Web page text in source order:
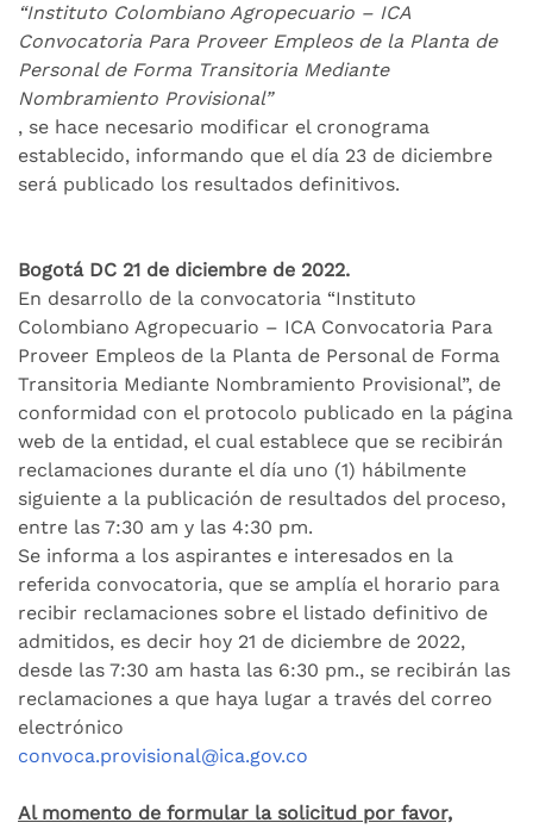
“Instituto Colombiano Agropecuario – ICA
Convocatoria Para Proveer Empleos de la Planta de
Personal de Forma Transitoria Mediante
Nombramiento Provisional”
, se hace necesario modificar el cronograma
establecido, informando que el día 23 de diciembre
será publicado los resultados definitivos.
Bogotá DC 21 de diciembre de 2022.
En desarrollo de la convocatoria “Instituto
Colombiano Agropecuario – ICA Convocatoria Para
Proveer Empleos de la Planta de Personal de Forma
Transitoria Mediante Nombramiento Provisional”, de
conformidad con el protocolo publicado en la página
web de la entidad, el cual establece que se recibirán
reclamaciones durante el día uno (1) hábilmente
siguiente a la publicación de resultados del proceso,
entre las 7:30 am y las 4:30 pm.
Se informa a los aspirantes e interesados ​​en la
referida convocatoria, que se amplía el horario para
recibir reclamaciones sobre el listado definitivo de
admitidos, es decir hoy 21 de diciembre de 2022,
desde las 7:30 am hasta las 6:30 pm., se recibirán las
reclamaciones a que haya lugar a través del correo
electrónico
convoca.provisional@ica.gov.co
Al momento de formular la solicitud por favor,